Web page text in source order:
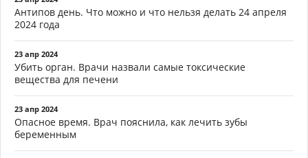
Антипов день. Что можно и что нельзя делать 24 апреля
2024 года
23 апр 2024
Убить орган. Врачи назвали самые токсические
вещества для печени
23 апр 2024
Опасное время. Врач пояснила, как лечить зубы
беременным